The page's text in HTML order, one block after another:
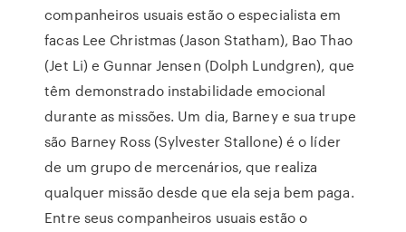
companheiros usuais estão o especialista em
facas Lee Christmas (Jason Statham), Bao Thao
(Jet Li) e Gunnar Jensen (Dolph Lundgren), que
têm demonstrado instabilidade emocional
durante as missões. Um dia, Barney e sua trupe
são Barney Ross (Sylvester Stallone) é o líder
de um grupo de mercenários, que realiza
qualquer missão desde que ela seja bem paga.
Entre seus companheiros usuais estão o